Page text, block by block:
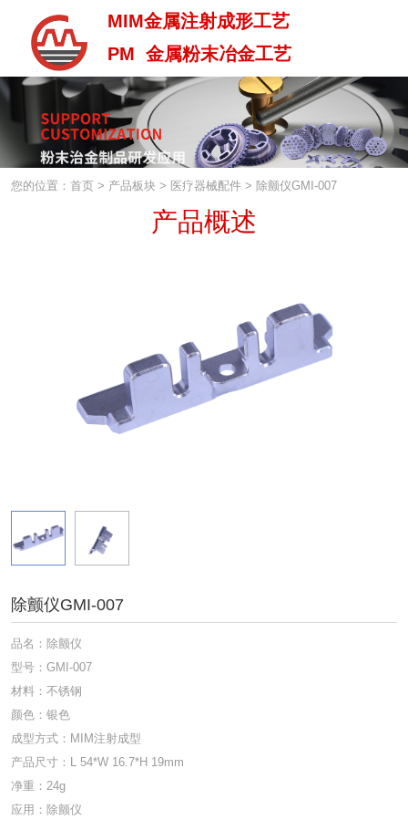
PM 金属粉末治金工艺
中 / En
MIM金属注射成形工艺
PM 金属粉末冶金工艺
您的位置：首页 > 产品板块 > 医疗器械配件 > 除颤仪GMI-007
产品概述
除颤仪GMI-007
品名：除颤仪
型号：GMI-007
材料：不锈钢
颜色：银色
成型方式：MIM注射成型
产品尺寸：L 54*W 16.7*H 19mm
净重：24g
应用：除颤仪